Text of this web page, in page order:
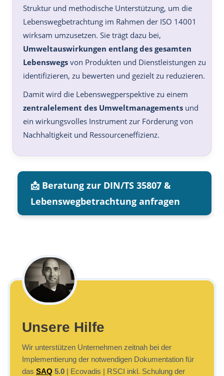
Struktur und methodische Unterstützung, um die
Lebenswegbetrachtung im Rahmen der ISO 14001
wirksam umzusetzen. Sie trägt dazu bei,
Umweltauswirkungen entlang des gesamten
Lebenswegs von Produkten und Dienstleistungen zu
identifizieren, zu bewerten und gezielt zu reduzieren.
Damit wird die Lebenswegperspektive zu einem
zentralelement des Umweltmanagements und
ein wirkungsvolles Instrument zur Förderung von
Nachhaltigkeit und Ressourceneffizienz.
📩 Beratung zur DIN/TS 35807 &
Lebenswegbetrachtung anfragen
Unsere Hilfe
Wir unterstützen Unternehmen zeitnah bei der
Implementierung der notwendigen Dokumentation für
das SAQ 5.0 | Ecovadis | RSCI inkl. Schulung der